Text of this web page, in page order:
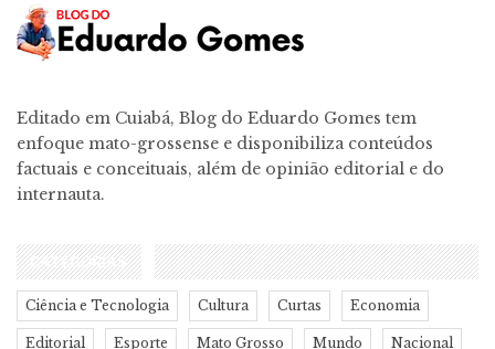
Editado em Cuiabá, Blog do Eduardo Gomes tem
enfoque mato-grossense e disponibiliza conteúdos
factuais e conceituais, além de opinião editorial e do
internauta.
CATEGORIAS
Ciência e Tecnologia Cultura Curtas Economia
Editorial Esporte Mato Grosso Mundo Nacional